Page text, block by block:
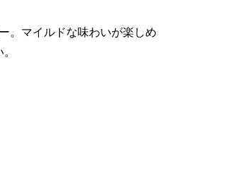
。マイルドな味わいが楽しめ